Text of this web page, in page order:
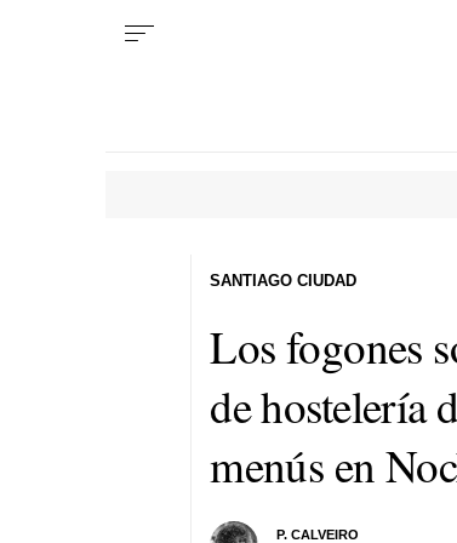
Los fogones
de hostelería
menús en
P. CALVEIRO
SANTIAGO CIUDAD